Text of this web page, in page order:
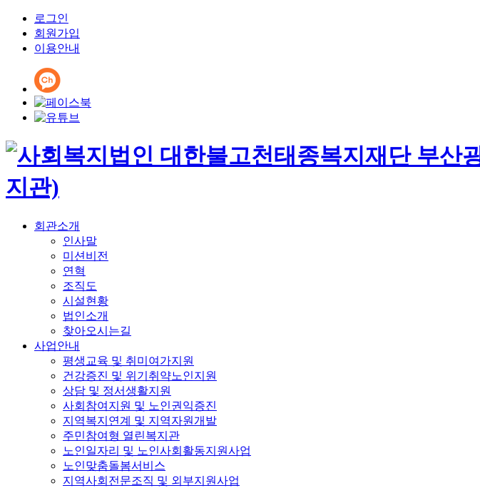
로그인
회원가입
이용안내
회관소개
인사말
미션비전
연혁
조직도
시설현황
법인소개
찾아오시는길
사업안내
평생교육 및 취미여가지원
건강증진 및 위기취약노인지원
상담 및 정서생활지원
사회참여지원 및 노인권익증진
지역복지연계 및 지역자원개발
주민참여형 열린복지관
노인일자리 및 노인사회활동지원사업
노인맞춤돌봄서비스
지역사회전문조직 및 외부지원사업